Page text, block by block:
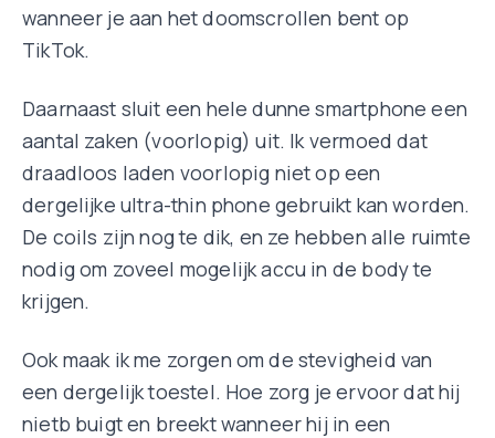
wanneer je aan het doomscrollen bent op
TikTok.
Daarnaast sluit een hele dunne smartphone een
aantal zaken (voorlopig) uit. Ik vermoed dat
draadloos laden voorlopig niet op een
dergelijke ultra-thin phone gebruikt kan worden.
De coils zijn nog te dik, en ze hebben alle ruimte
nodig om zoveel mogelijk accu in de body te
krijgen.
Ook maak ik me zorgen om de stevigheid van
een dergelijk toestel. Hoe zorg je ervoor dat hij
nietb buigt en breekt wanneer hij in een